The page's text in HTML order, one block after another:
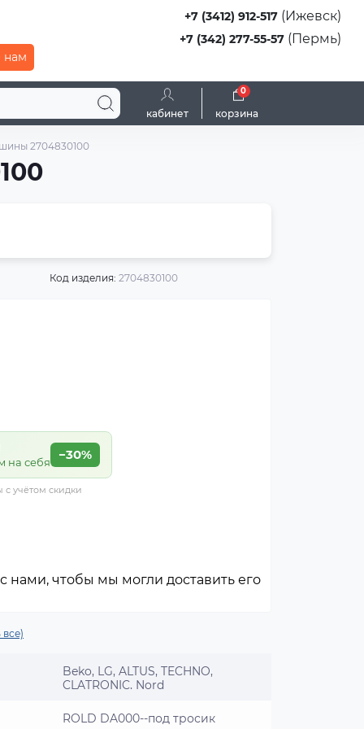
нам
+7 (3412) 912-517 (Ижевск)
+7 (342) 277-55-57 (Пермь)
кабинет корзина
0
2704830100
Код изделия: 2704830100
на себя
−30%
с учётом скидки
нами, чтобы мы могли доставить его
Beko, LG, ALTUS, TECHNO,
CLATRONIC, Nord
ROLD DA000--под тросик